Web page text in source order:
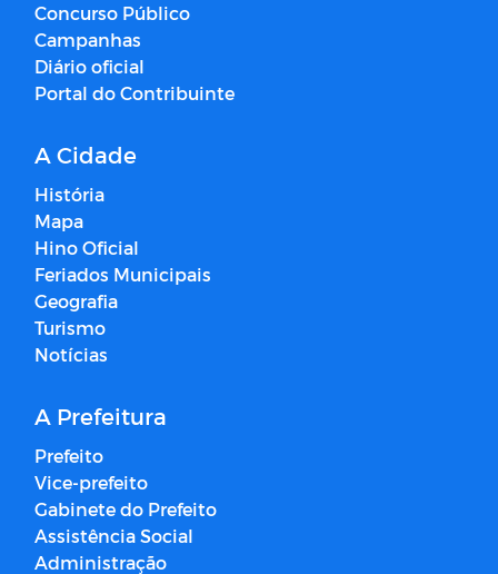
Concurso Público
Campanhas
Diário oficial
Portal do Contribuinte
A Cidade
História
Mapa
Hino Oficial
Feriados Municipais
Geografia
Turismo
Notícias
A Prefeitura
Prefeito
Vice-prefeito
Gabinete do Prefeito
Assistência Social
Administração